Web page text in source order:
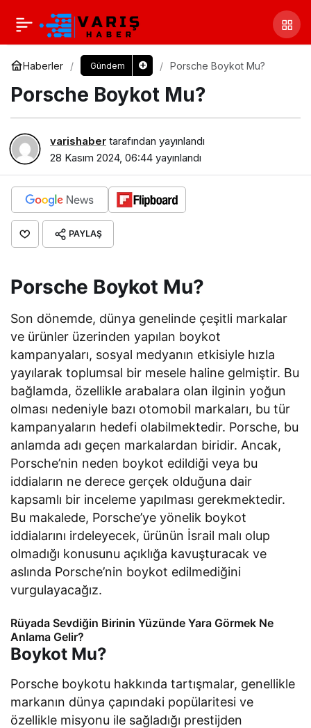
Haberler Gündem Porsche Boykot Mu?
Porsche Boykot Mu?
varishaber tarafından yayınlandı
28 Kasım 2024, 06:44 yayınlandı
PAYLAŞ
Porsche Boykot Mu?
Son dönemde, dünya genelinde çeşitli markalar
ve ürünler üzerinden yapılan boykot
kampanyaları, sosyal medyanın etkisiyle hızla
yayılarak toplumsal bir mesele haline gelmiştir. Bu
bağlamda, özellikle arabalara olan ilginin yoğun
olması nedeniyle bazı otomobil markaları, bu tür
kampanyaların hedefi olabilmektedir. Porsche, bu
anlamda adı geçen markalardan biridir. Ancak,
Porsche’nin neden boykot edildiği veya bu
iddiaların ne derece gerçek olduğuna dair
kapsamlı bir inceleme yapılması gerekmektedir.
Bu makalede, Porsche’ye yönelik boykot
iddialarını irdeleyecek, ürünün İsrail malı olup
olmadığı konusunu açıklığa kavuşturacak ve
aslında Porsche’nin boykot edilmediğini
vurgulayacağız.
Rüyada Sevdiğin Birinin Yüzünde Yara Görmek Ne
Anlama Gelir?
Boykot Mu?
Porsche boykotu hakkında tartışmalar, genellikle
markanın dünya çapındaki popülaritesi ve
özellikle misyonu ile sağladığı prestijden